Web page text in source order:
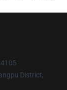
District,